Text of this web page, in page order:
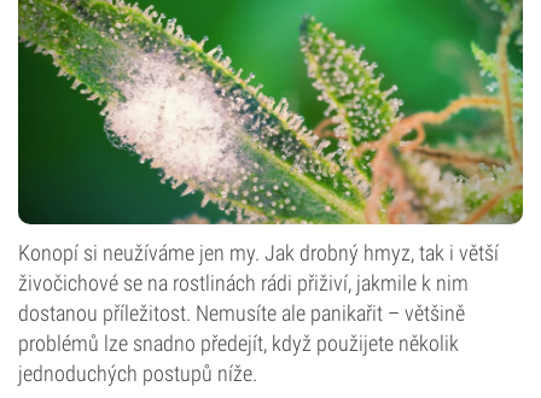
Konopí si neužíváme jen my. Jak drobný hmyz, tak i větší
živočichové se na rostlinách rádi přiživí, jakmile k nim
dostanou příležitost. Nemusíte ale panikařit – většině
problémů lze snadno předejít, když použijete několik
jednoduchých postupů níže.